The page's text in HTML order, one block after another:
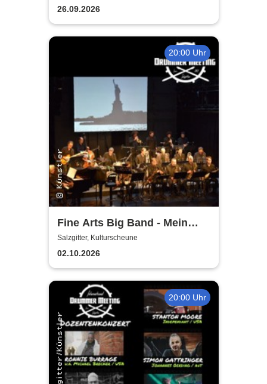
26.09.2026
20:00 Uhr
Fine Arts Big Band - Mein
amerikanischer Traum - True
Stories
Salzgitter, Kulturscheune
02.10.2026
20:00 Uhr